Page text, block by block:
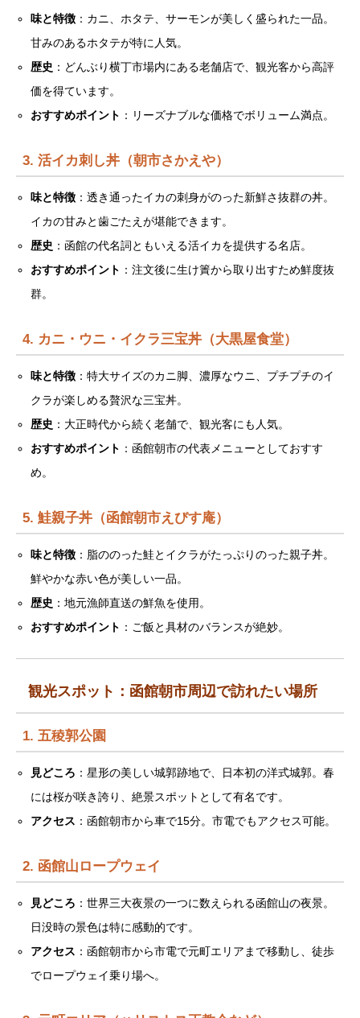
味と特徴 ：カニ、ホタテ、サーモンが美しく盛られた一品。
甘みのあるホタテが特に人気。
歴史 ：どんぶり横丁市場内にある老舗店で、観光客から高評
価を得ています。
おすすめポイント ：リーズナブルな価格でボリューム満点。
3. 活イカ刺し丼（朝市さかえや）
味と特徴 ：透き通ったイカの刺身がのった新鮮さ抜群の丼。
イカの甘みと歯ごたえが堪能できます。
歴史 ：函館の代名詞ともいえる活イカを提供する名店。
おすすめポイント ：注文後に生け簀から取り出すため鮮度抜
群。
4. カニ・ウニ・イクラ三宝丼（大黒屋食堂）
味と特徴 ：特大サイズのカニ脚、濃厚なウニ、プチプチのイ
クラが楽しめる贅沢な三宝丼。
歴史 ：大正時代から続く老舗で、観光客にも人気。
おすすめポイント ：函館朝市の代表メニューとしておすす
め。
5. 鮭親子丼（函館朝市えびす庵）
味と特徴 ：脂ののった鮭とイクラがたっぷりのった親子丼。
鮮やかな赤い色が美しい一品。
歴史 ：地元漁師直送の鮮魚を使用。
おすすめポイント ：ご飯と具材のバランスが絶妙。
観光スポット：函館朝市周辺で訪れたい場所
1. 五稜郭公園
見どころ ：星形の美しい城郭跡地で、日本初の洋式城郭。春
には桜が咲き誇り、絶景スポットとして有名です。
アクセス ：函館朝市から車で15分。市電でもアクセス可能。
2. 函館山ロープウェイ
見どころ ：世界三大夜景の一つに数えられる函館山の夜景。
日没時の景色は特に感動的です。
アクセス ：函館朝市から市電で元町エリアまで移動し、徒歩
でロープウェイ乗り場へ。